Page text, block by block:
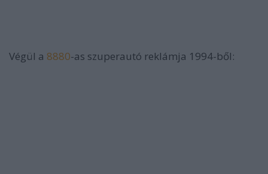
Végül a 8880-as szuperautó reklámja 1994-ből: